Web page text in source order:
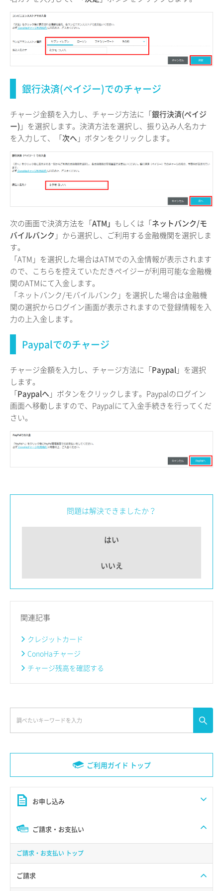
ご利用ガイド トップ
お申し込み
ご請求・お支払い
ご請求・お支払い トップ
ご請求
銀行決済(ペイジー)でのチャージ
チャージ金額を入力し、チャージ方法に「銀行決済(ペイジ
ー) 」を選択します。決済方法を選択し、振り込み人名カナ
を入力して、「次へ 」ボタンをクリックします。
次の画面で決済方法を「ATM」 もしくは「ネットバンク/モ
バイルバンク 」から選択し、ご利用する金融機関を選択しま
す。
「ATM」を選択した場合はATMでの入金情報が表示されます
ので、こちらを控えていただきペイジーが利用可能な金融機
関のATMにて入金します。
「ネットバンク/モバイルバンク」を選択した場合は金融機
関の選択からログイン画面が表示されますので登録情報を入
力の上入金します。
Paypalでのチャージ
チャージ金額を入力し、チャージ方法に「Paypal」を選択
します。
「Paypalへ 」ボタンをクリックします。Paypalのログイン
画面へ移動しますので、Paypalにて入金手続きを行ってくだ
さい。
問題は解決できましたか？
はい
いいえ
関連記事
クレジットカード
ConoHaチャージ
チャージ残高を確認する